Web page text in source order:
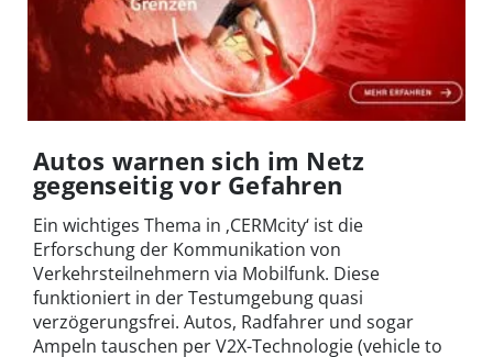
Autos warnen sich im Netz
gegenseitig vor Gefahren
Ein wichtiges Thema in ‚CERMcity‘ ist die
Erforschung der Kommunikation von
Verkehrsteilnehmern via Mobilfunk. Diese
funktioniert in der Testumgebung quasi
verzögerungsfrei. Autos, Radfahrer und sogar
Ampeln tauschen per V2X-Technologie (vehicle to